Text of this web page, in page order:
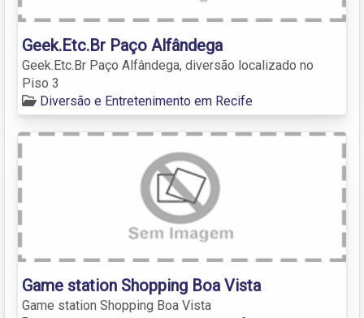
Geek.Etc.Br Paço Alfândega
Geek.Etc.Br Paço Alfândega, diversão localizado no
Piso 3
Diversão e Entretenimento em Recife
Game station Shopping Boa Vista
Game station Shopping Boa Vista